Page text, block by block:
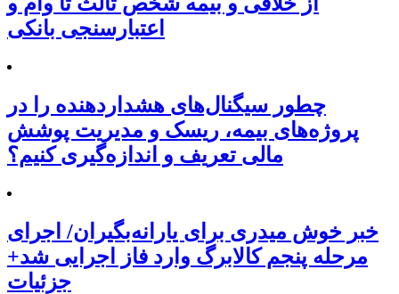
اعتبارسنجی بانکی
چطور سیگنال‌های هشداردهنده را در
پروژه‌های بیمه، ریسک و مدیریت پوشش
مالی تعریف و اندازه‌گیری کنیم؟
خبر خوش میدری برای یارانه‌بگیران/ اجرای
مرحله پنجم کالابرگ وارد فاز اجرایی شد+
جزئیات